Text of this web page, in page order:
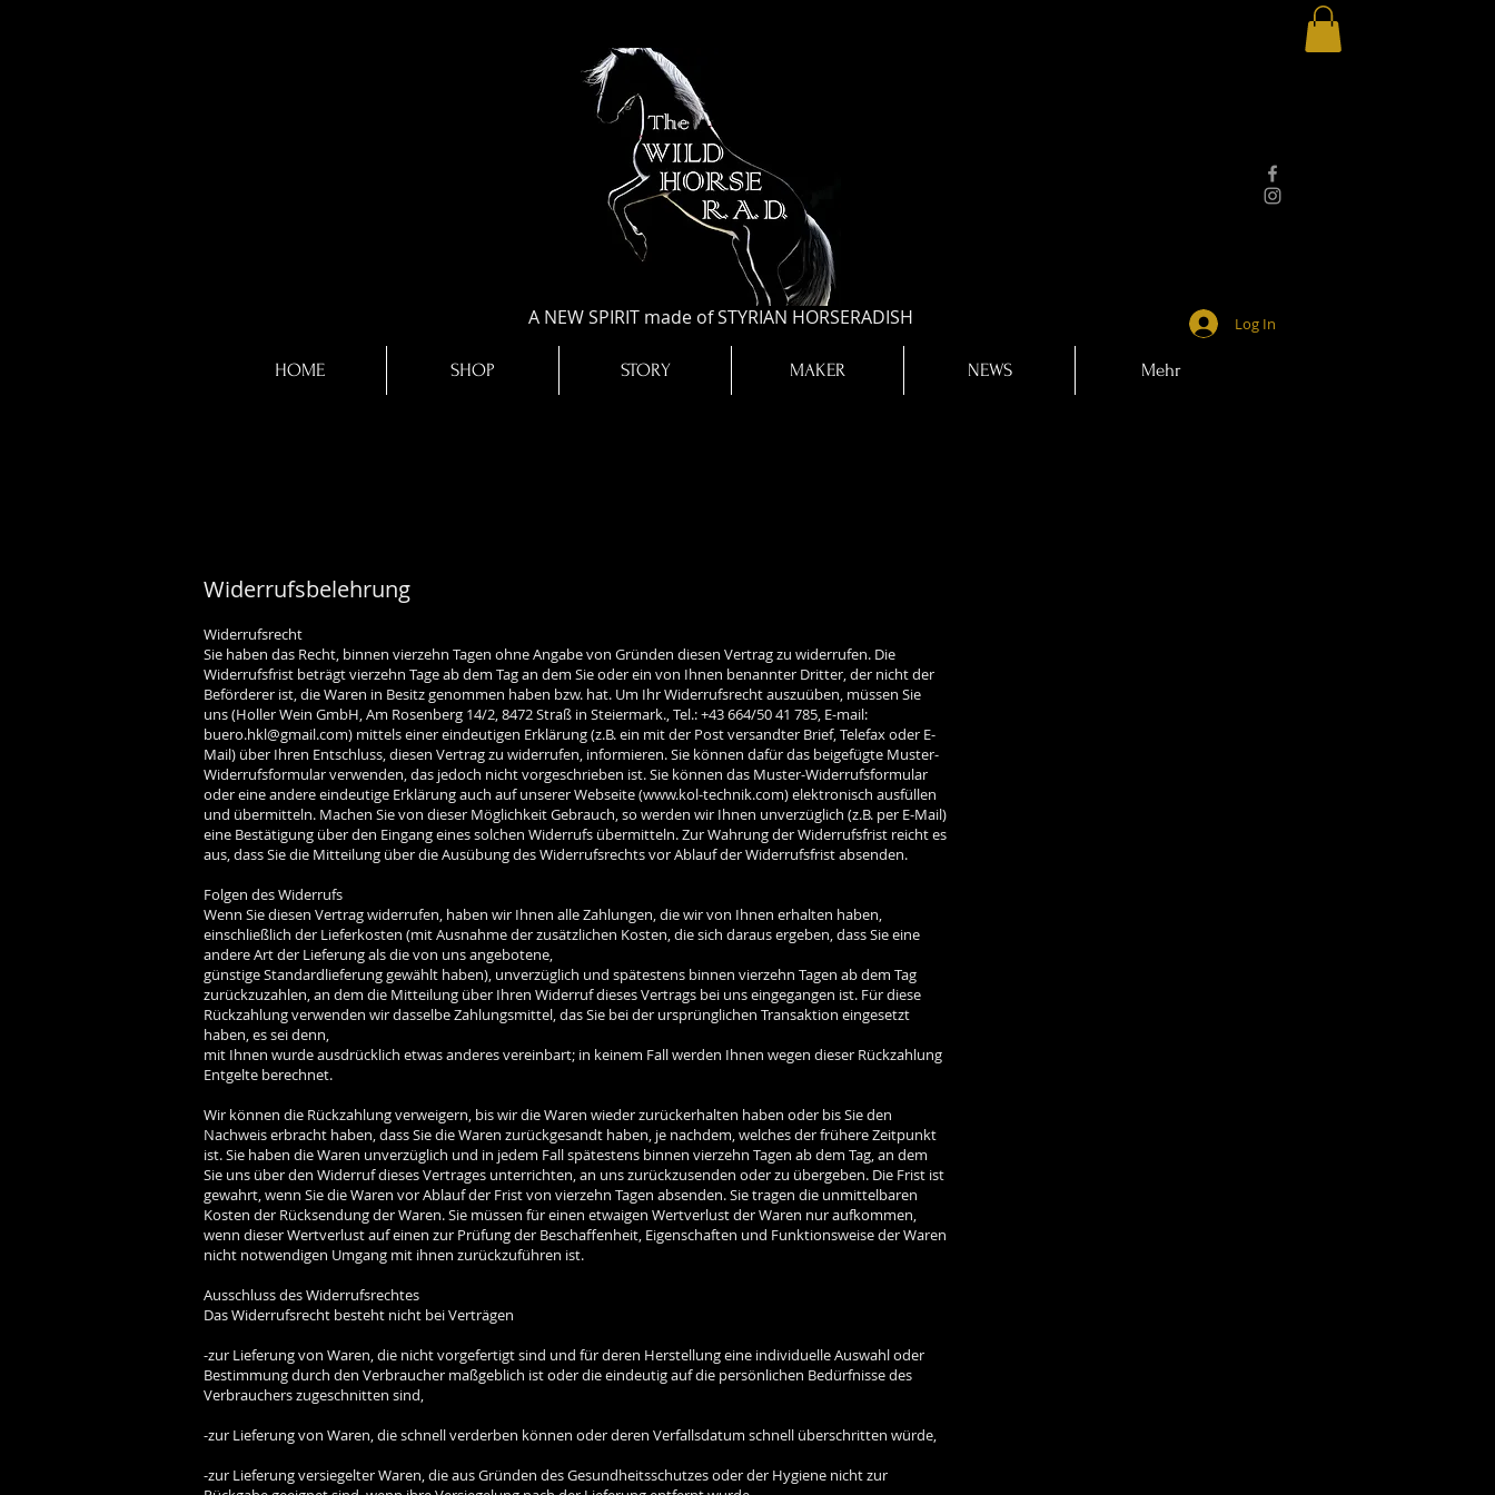
A NEW SPIRIT made of STYRIAN HORSERADISH Log In
HOME SHOP STORY MAKER NEWS Mehr
Widerrufsbelehrung
Widerrufsrecht
Sie haben das Recht, binnen vierzehn Tagen ohne Angabe von Gründen diesen Vertrag zu widerrufen. Die
Widerrufsfrist beträgt vierzehn Tage ab dem Tag an dem Sie oder ein von Ihnen benannter Dritter, der nicht der
Beförderer ist, die Waren in Besitz genommen haben bzw. hat. Um Ihr Widerrufsrecht auszuüben, müssen Sie
uns (Holler Wein GmbH, Am Rosenberg 14/2, 8472 Straß in Steiermark., Tel.: +43 664/50 41 785, E-mail:
buero.hkl@gmail.com) mittels einer eindeutigen Erklärung (z.B. ein mit der Post versandter Brief, Telefax oder E-
Mail) über Ihren Entschluss, diesen Vertrag zu widerrufen, informieren. Sie können dafür das beigefügte Muster-
Widerrufsformular verwenden, das jedoch nicht vorgeschrieben ist. Sie können das Muster-Widerrufsformular
oder eine andere eindeutige Erklärung auch auf unserer Webseite (www.kol-technik.com) elektronisch ausfüllen
und übermitteln. Machen Sie von dieser Möglichkeit Gebrauch, so werden wir Ihnen unverzüglich (z.B. per E-Mail)
eine Bestätigung über den Eingang eines solchen Widerrufs übermitteln. Zur Wahrung der Widerrufsfrist reicht es
aus, dass Sie die Mitteilung über die Ausübung des Widerrufsrechts vor Ablauf der Widerrufsfrist absenden.
Folgen des Widerrufs
Wenn Sie diesen Vertrag widerrufen, haben wir Ihnen alle Zahlungen, die wir von Ihnen erhalten haben,
einschließlich der Lieferkosten (mit Ausnahme der zusätzlichen Kosten, die sich daraus ergeben, dass Sie eine
andere Art der Lieferung als die von uns angebotene,
günstige Standardlieferung gewählt haben), unverzüglich und spätestens binnen vierzehn Tagen ab dem Tag
zurückzuzahlen, an dem die Mitteilung über Ihren Widerruf dieses Vertrags bei uns eingegangen ist. Für diese
Rückzahlung verwenden wir dasselbe Zahlungsmittel, das Sie bei der ursprünglichen Transaktion eingesetzt
haben, es sei denn,
mit Ihnen wurde ausdrücklich etwas anderes vereinbart; in keinem Fall werden Ihnen wegen dieser Rückzahlung
Entgelte berechnet.
Wir können die Rückzahlung verweigern, bis wir die Waren wieder zurückerhalten haben oder bis Sie den
Nachweis erbracht haben, dass Sie die Waren zurückgesandt haben, je nachdem, welches der frühere Zeitpunkt
ist. Sie haben die Waren unverzüglich und in jedem Fall spätestens binnen vierzehn Tagen ab dem Tag, an dem
Sie uns über den Widerruf dieses Vertrages unterrichten, an uns zurückzusenden oder zu übergeben. Die Frist ist
gewahrt, wenn Sie die Waren vor Ablauf der Frist von vierzehn Tagen absenden. Sie tragen die unmittelbaren
Kosten der Rücksendung der Waren. Sie müssen für einen etwaigen Wertverlust der Waren nur aufkommen,
wenn dieser Wertverlust auf einen zur Prüfung der Beschaffenheit, Eigenschaften und Funktionsweise der Waren
nicht notwendigen Umgang mit ihnen zurückzuführen ist.
Ausschluss des Widerrufsrechtes
Das Widerrufsrecht besteht nicht bei Verträgen
-zur Lieferung von Waren, die nicht vorgefertigt sind und für deren Herstellung eine individuelle Auswahl oder
Bestimmung durch den Verbraucher maßgeblich ist oder die eindeutig auf die persönlichen Bedürfnisse des
Verbrauchers zugeschnitten sind,
-zur Lieferung von Waren, die schnell verderben können oder deren Verfallsdatum schnell überschritten würde,
-zur Lieferung versiegelter Waren, die aus Gründen des Gesundheitsschutzes oder der Hygiene nicht zur